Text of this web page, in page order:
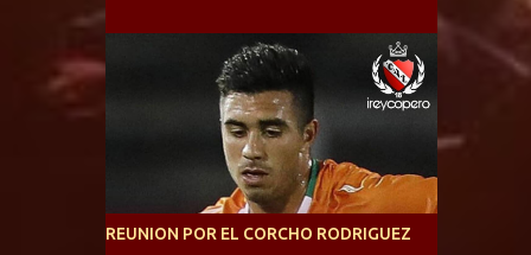
reúna tantos logros deportivos, tantos
clubes y tanta gente en este deporte”,
afirmó Facundo Moyano. “Creo que
Defensa y Justicia o Lanús, dadas estás dos
condiciones el Rey de Copas se clasifica a la
Copa Sudamericana de este 2021. En este
año, la Sudamericana sufrirá modificaciones
en su formato, que iniciará en fase de grupos
con 6 partidos, de los cuales sólo los
primeros de cada grupo jugarán los 8vos.
REUNION POR EL CORCHO RODRIGUEZ